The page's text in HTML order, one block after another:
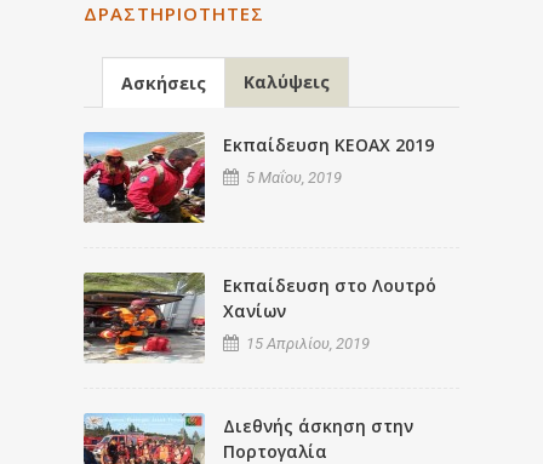
ΔΡΑΣΤΗΡΙΌΤΗΤΕΣ
Ασκήσεις Καλύψεις
Εκπαίδευση ΚΕΟΑΧ 2019
5 Μαΐου, 2019
Εκπαίδευση στο Λουτρό
Χανίων
15 Απριλίου, 2019
Διεθνής άσκηση στην
Πορτογαλία